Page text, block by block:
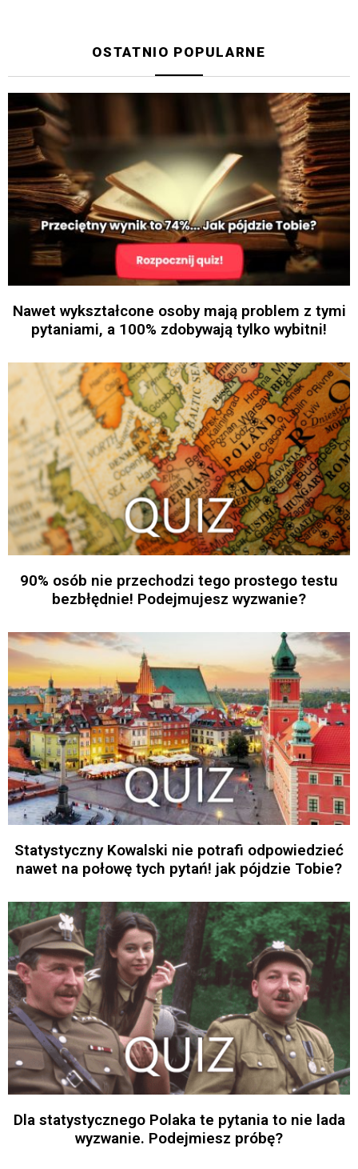
OSTATNIO POPULARNE
Nawet wykształcone osoby mają problem z tymi
pytaniami, a 100% zdobywają tylko wybitni!
90% osób nie przechodzi tego prostego testu
bezbłędnie! Podejmujesz wyzwanie?
Statystyczny Kowalski nie potrafi odpowiedzieć
nawet na połowę tych pytań! jak pójdzie Tobie?
Dla statystycznego Polaka te pytania to nie lada
wyzwanie. Podejmiesz próbę?